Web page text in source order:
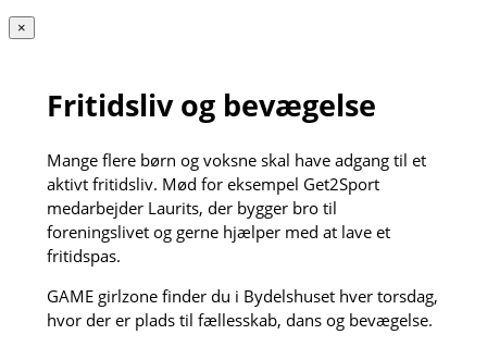
×
Fritidsliv og bevægelse
Mange flere børn og voksne skal have adgang til et
aktivt fritidsliv. Mød for eksempel Get2Sport
medarbejder Laurits, der bygger bro til
foreningslivet og gerne hjælper med at lave et
fritidspas.
GAME girlzone finder du i Bydelshuset hver torsdag,
hvor der er plads til fællesskab, dans og bevægelse.